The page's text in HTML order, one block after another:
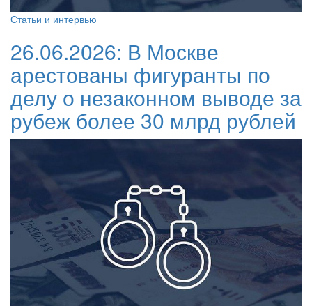
Статьи и интервью
26.06.2026: В Москве
арестованы фигуранты по
делу о незаконном выводе за
рубеж более 30 млрд рублей